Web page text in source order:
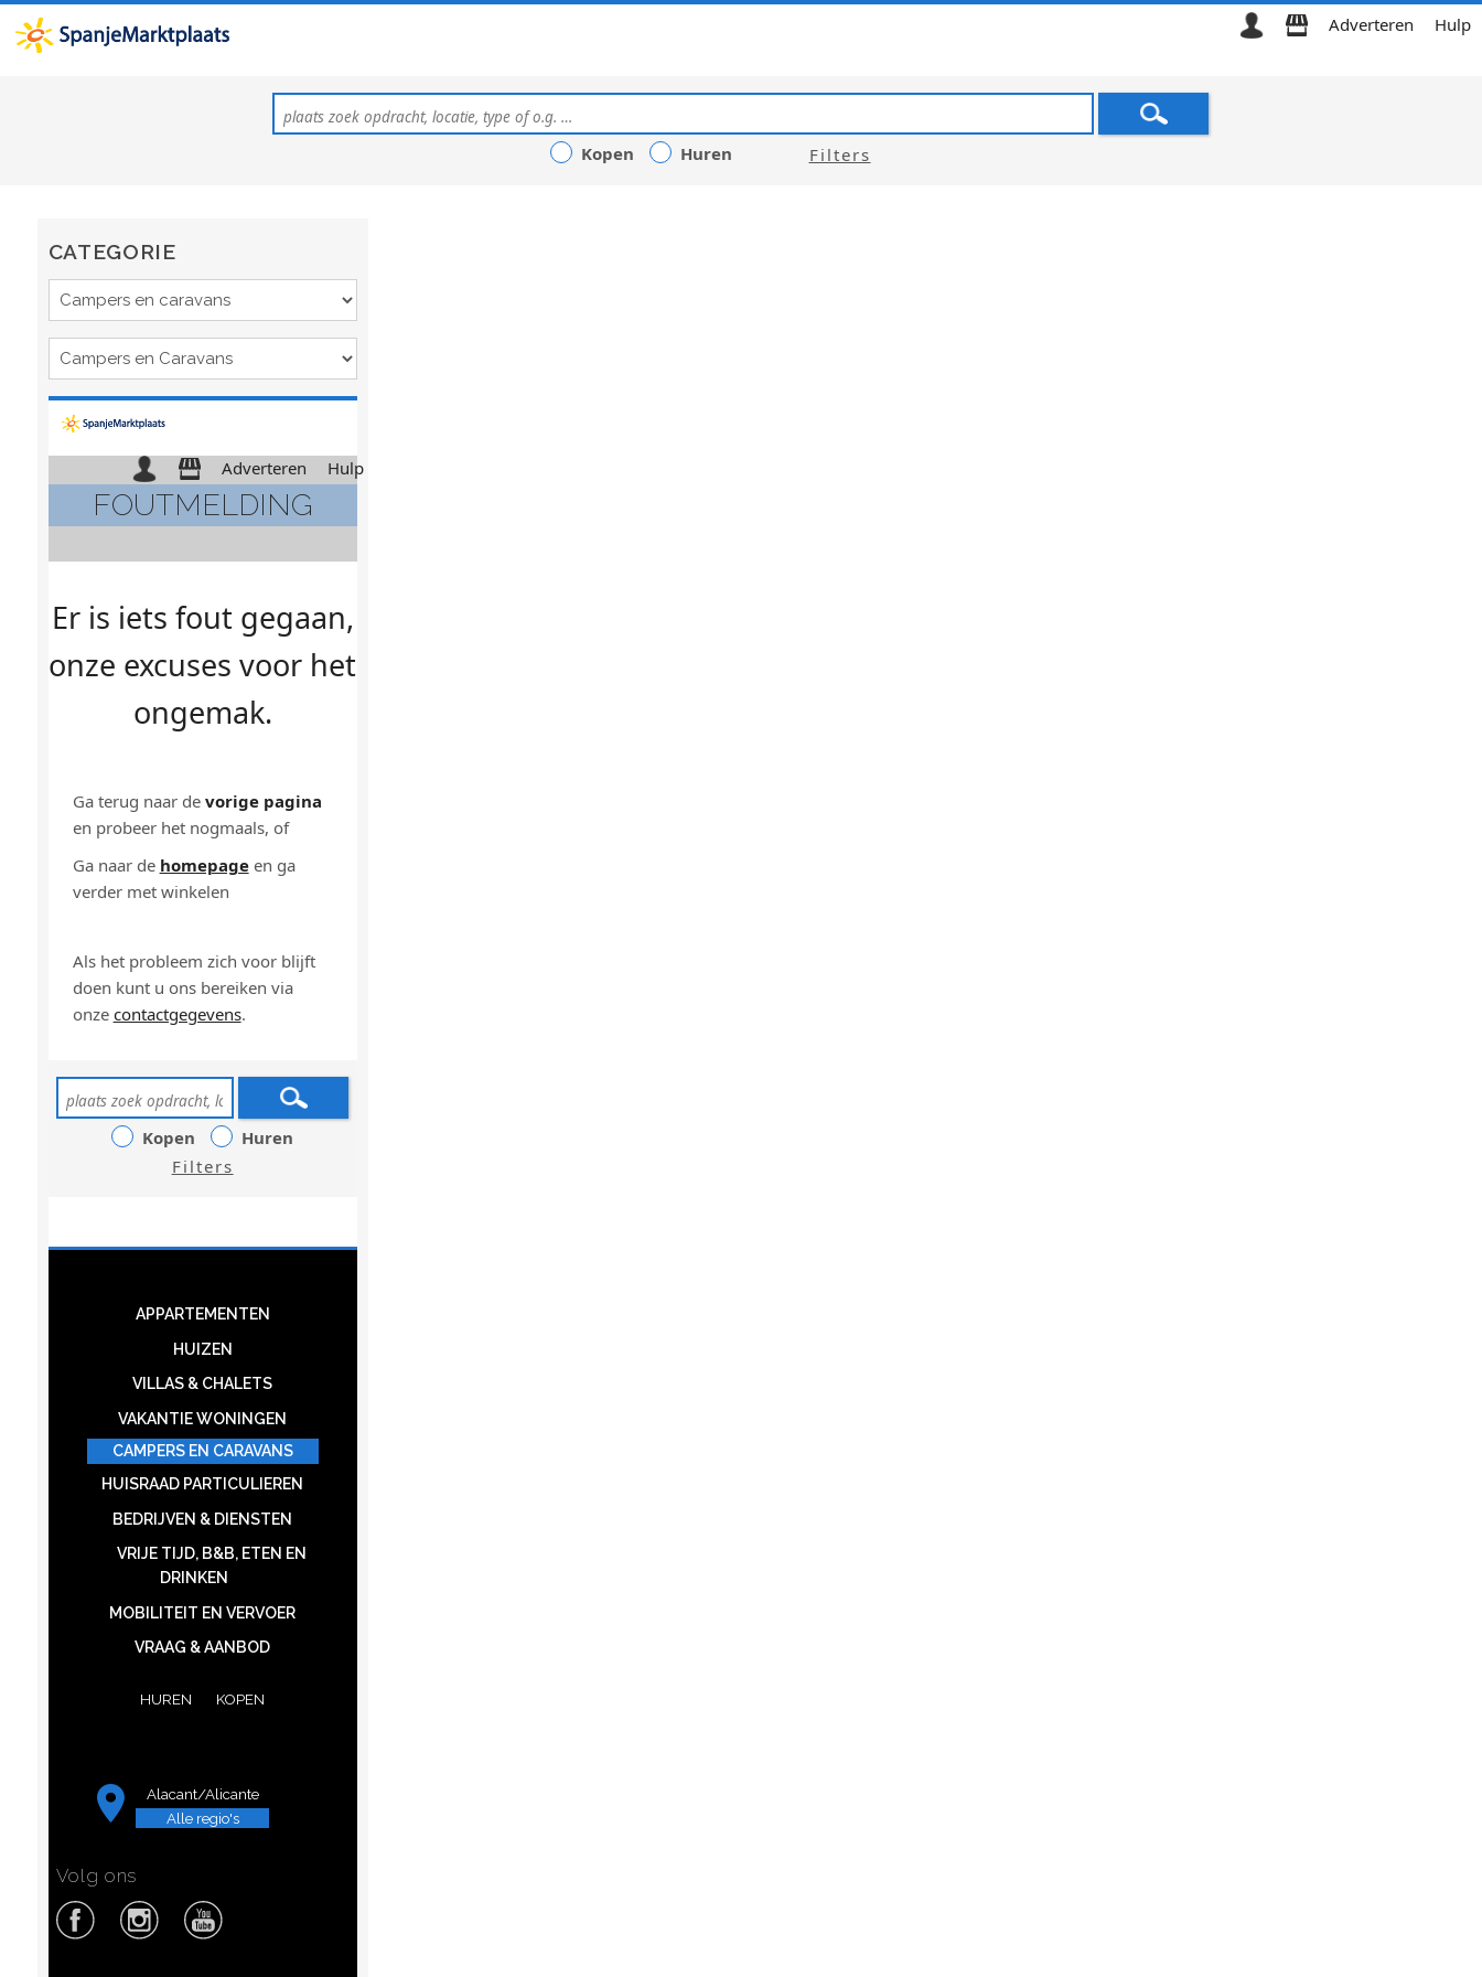
Adverteren Hulp
Kopen Huren Filters
CATEGORIE
Adverteren Hulp
FOUTMELDING
Er is iets fout gegaan,
onze excuses voor het
ongemak.
Ga terug naar de vorige pagina
en probeer het nogmaals, of
Ga naar de homepageen ga
verder met winkelen
Als het probleem zich voor blijft
doen kunt u ons bereiken via
onze contactgegevens.
Kopen
Huren
Filters
APPARTEMENTEN
HUIZEN
VILLAS & CHALETS
VAKANTIE WONINGEN
CAMPERS EN CARAVANS
HUISRAAD PARTICULIEREN
BEDRIJVEN & DIENSTEN
VRIJE TIJD, B&B, ETEN EN
DRINKEN
MOBILITEIT EN VERVOER
VRAAG & AANBOD
HUREN KOPEN
Alacant/Alicante
Alle regio's
Volg ons